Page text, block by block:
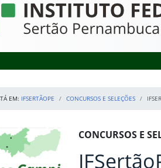
EM: IFSERTÃOPE CONCURSOS E SELEÇÕES
navegação Início do conteúdo
CONCURSOS E